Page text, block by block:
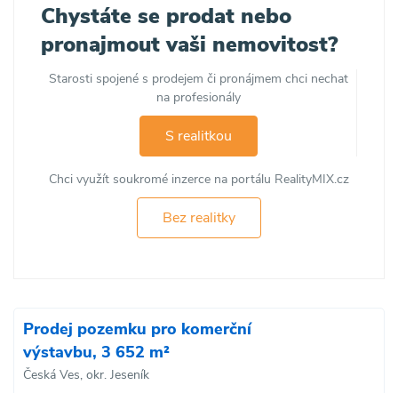
Chystáte se prodat nebo
pronajmout vaši nemovitost?
Starosti spojené s prodejem či pronájmem chci nechat
na profesionály
S realitkou
Chci využít soukromé inzerce na portálu RealityMIX.cz
Bez realitky
Prodej pozemku pro komerční
výstavbu, 3 652 m²
Česká Ves, okr. Jeseník